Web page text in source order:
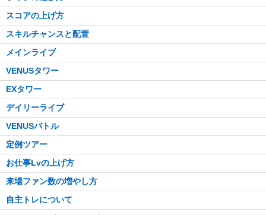
スコアの上げ方
スキルチャンスと配置
メインライブ
VENUSタワー
EXタワー
デイリーライブ
VENUSバトル
定例ツアー
お仕事Lvの上げ方
来場ファン数の増やし方
自主トレについて